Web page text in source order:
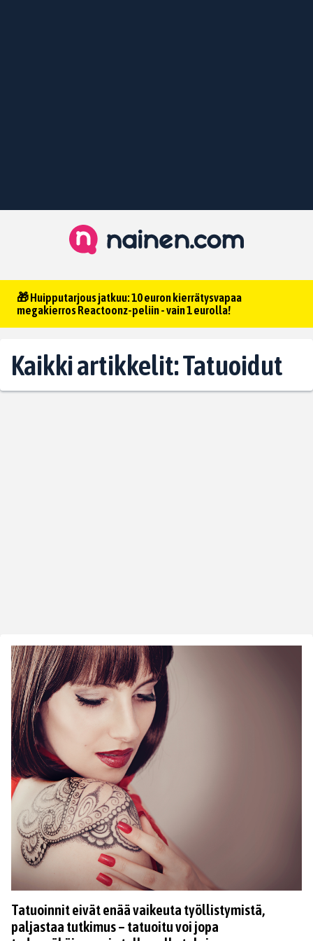
🎁 Huipputarjous jatkuu: 10 euron kierrätysvapaa
megakierros Reactoonz-peliin - vain 1 eurolla!
Kaikki artikkelit: Tatuoidut
Tatuoinnit eivät enää vaikeuta työllistymistä,
paljastaa tutkimus – tatuoitu voi jopa